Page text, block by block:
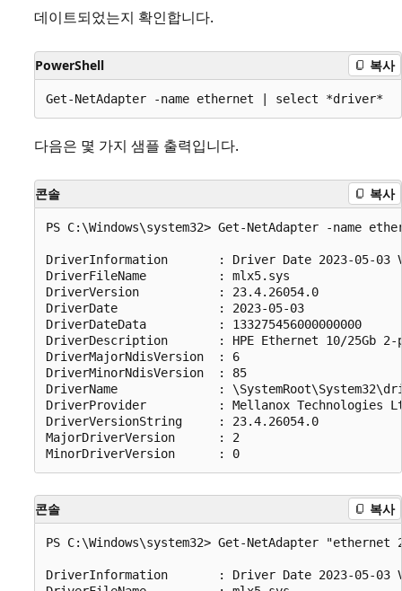
데이트되었는지 확인합니다.
PowerShell 복사
다음은 몇 가지 샘플 출력입니다.
콘솔 복사
PS C:\Windows\system32> Get-NetAdapter -name
DriverInformation		: Driver Date 2023-05-03 Version 23.4.26054.0 NDIS 6.85
DriverFileName			: mlx5.sys
DriverVersion			: 23.4.26054.0
DriverDate			    : 2023-05-03
DriverDateData			: 133275456000000000
DriverDescription		: HPE Ethernet 10/25Gb 2-port 640FLR-SFP28 Adapter
DriverMajorNdisVersion	: 6
DriverMinorNdisVersion 	: 85
DriverName			    : \SystemRoot\System32\drivers\mlx5.sys
DriverProvider			: Mellanox Technologies Ltd.
DriverVersionString		: 23.4.26054.0
MajorDriverVersion		: 2
콘솔 복사
PS C:\Windows\system32> Get-NetAdapter
DriverInformation		: Driver Date 2023-05-03 Version 23.4.26054.0 NDIS 6.85